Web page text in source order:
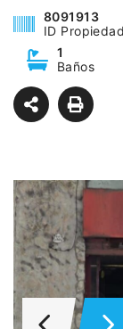
8091913
ID Propiedad
1
Baños